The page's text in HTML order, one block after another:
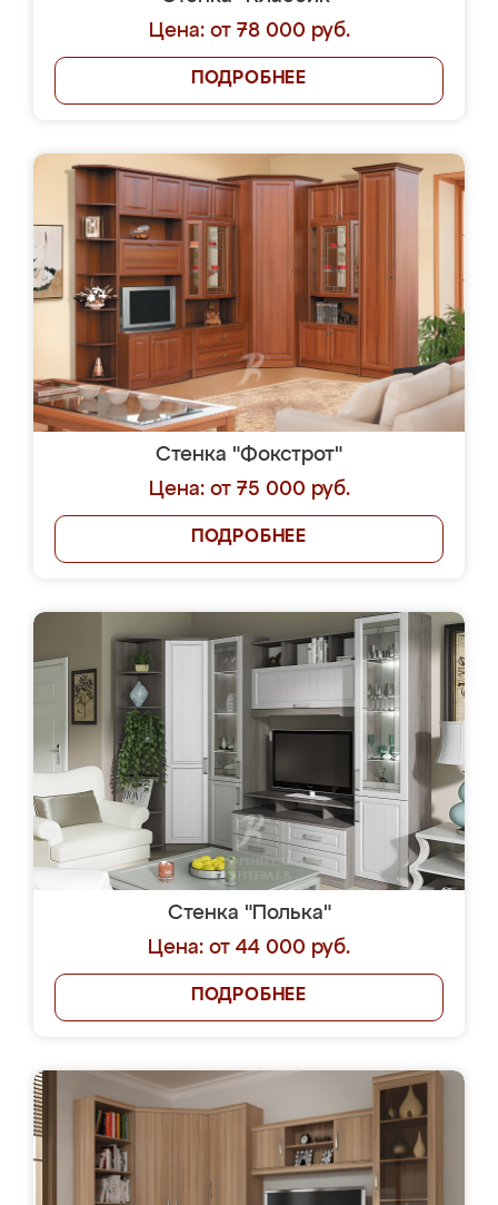
Цена: от 78 000 руб.
ПОДРОБНЕЕ
Стенка "Фокстрот"
Цена: от 75 000 руб.
ПОДРОБНЕЕ
Стенка "Полька"
Цена: от 44 000 руб.
ПОДРОБНЕЕ